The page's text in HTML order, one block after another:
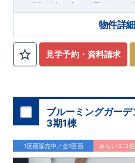
（長期優良住宅／耐震等級３・
たりに恵まれた立地。
あり、
採光・通風・プライバシ
す。
加須 徒歩13分
間取りのポイント
■ 1
号棟 LDK約19.5 帖
感があります。
■共通
・主寝室は将来仕切れる可変型
見学予約・資料請求
物件詳
ブルーミングガー
3期1棟
1区画販売中／全1区画 みらいエコ